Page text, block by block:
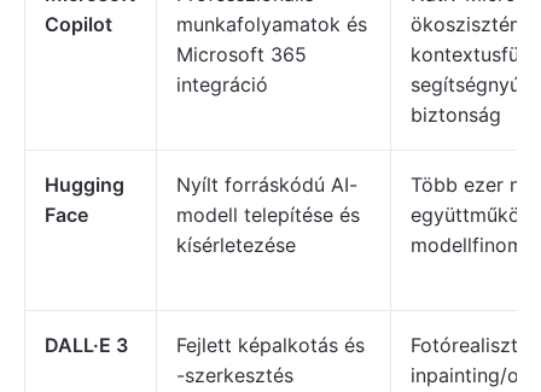
Copilot
munkafolyamatok és
Microsoft 365
integráció
biztonság
Hugging
Face
Nyílt forráskódú AI-
modell telepítése és
kísérletezése
Több ezer
DALL·E 3
Fejlett képalkotás és
-szerkesztés
inpainting/